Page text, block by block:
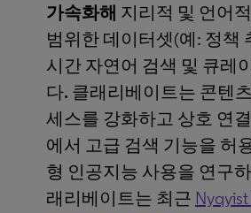
가속화해 지리적 및 언어
범위한 데이터셋(예: 정책
시간 자연어 검색 및 큐레
다. 클래리베이트는 콘텐
세스를 강화하고 상호 연
에서 고급 검색 기능을 허
형 인공지능 사용을 연구
래리베이트는 최근